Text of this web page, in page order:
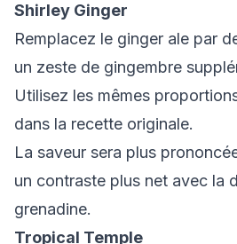
Shirley Ginger
Remplacez le ginger ale par
un zeste de gingembre
Utilisez les mêmes
dans la recette originale.
La saveur sera plus
un contraste plus net avec la
grenadine.
Tropical Temple